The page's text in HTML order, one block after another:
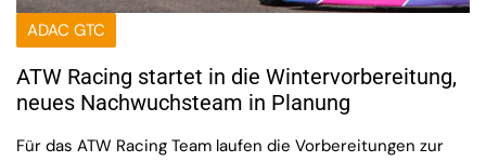
ADAC GTC
ATW Racing startet in die Wintervorbereitung,
neues Nachwuchsteam in Planung
Für das ATW Racing Team laufen die Vorbereitungen zur